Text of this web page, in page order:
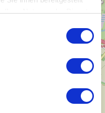
Ihrer Nutzung der Dienste